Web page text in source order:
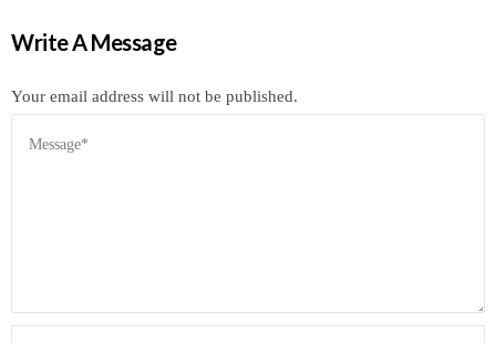
Write A Message
Your email address will not be published.